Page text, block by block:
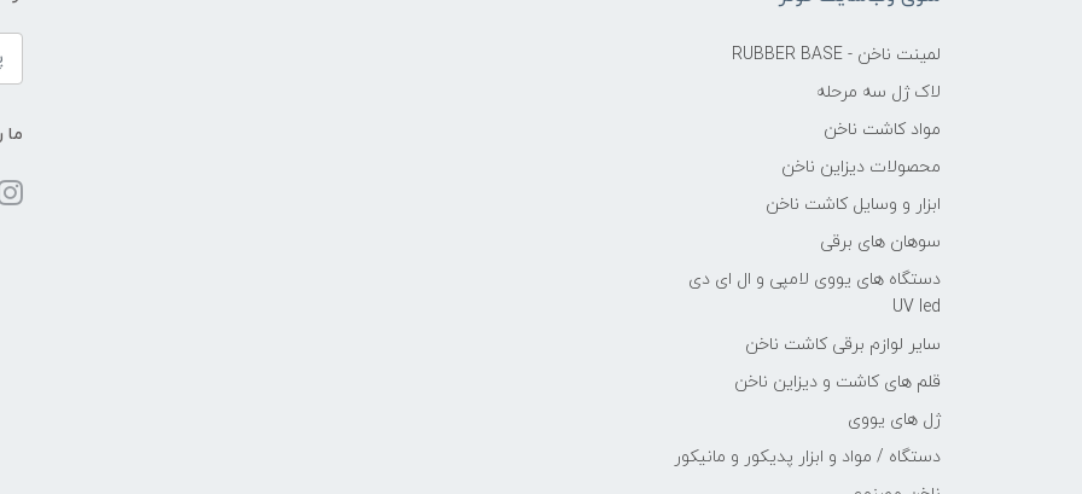
لمینت ناخن - RUBBER BASE
لاک ژل سه مرحله
مواد کاشت ناخن
محصولات دیزاین ناخن
ابزار و وسایل کاشت ناخن
سوهان های برقی
دستگاه های یووی لامپی و ال ای دی
UV led
سایر لوازم برقی کاشت ناخن
قلم های کاشت و دیزاین ناخن
ژل های یووی
دستگاه / مواد و ابزار پدیکور و مانیکور
ما